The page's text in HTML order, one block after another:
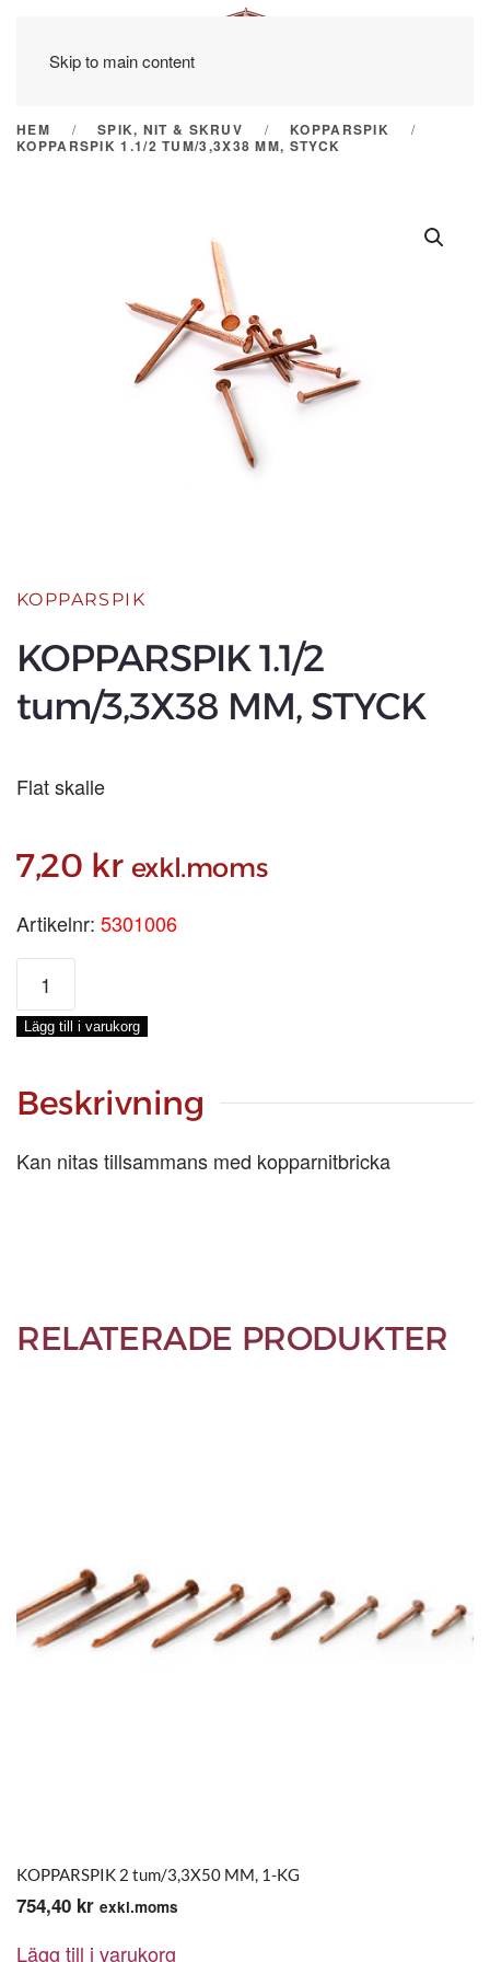
Skip to main content
HEM SPIK, NIT & SKRUV
KOPPARSPIK
KOPPARSPIK 1.1/2 TUM/3,3X38 MM, STYCK
KOPPARSPIK
KOPPARSPIK 1.1/2
tum/3,3X38 MM, STYCK
Flat skalle
7,20 kr exkl.moms
Artikelnr: 5301006
KOPPARSPIK
1.1/2
tum/3,3X38
MM,
mängd
Lägg till i varukorg
Beskrivning
Kan nitas tillsammans med kopparnitbricka
RELATERADE PRODUKTER
KOPPARSPIK 2 tum/3,3X50 MM, 1-KG
754,40 kr exkl.moms
Lägg till i varukorg